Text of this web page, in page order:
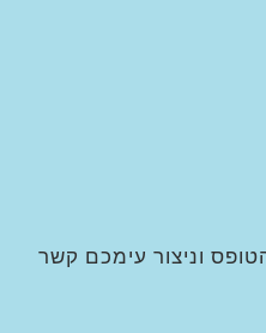
וניצור עימכם קשר